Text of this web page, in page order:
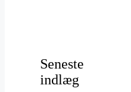
Seneste
indlæg